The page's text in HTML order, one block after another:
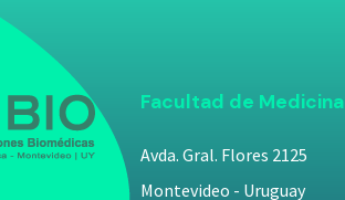
Facultad de Medicina
Avda. Gral. Flores 2125
Montevideo - Uruguay